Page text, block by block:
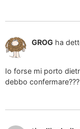
GROG ha
Io forse mi porto
debbo confermare???